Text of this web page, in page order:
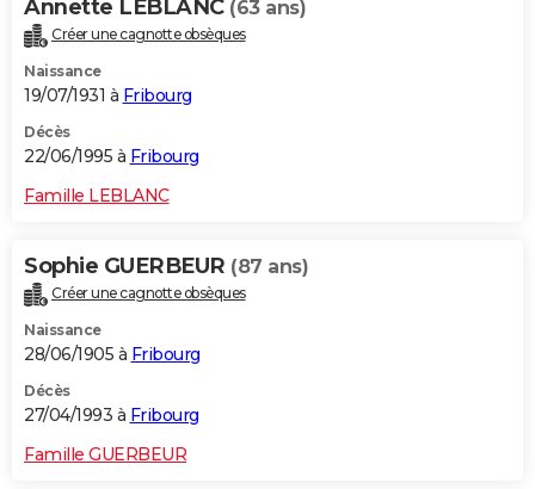
Annette LEBLANC (63 ans)
Créer une cagnotte obsèques
Naissance
19/07/1931 à Fribourg
Décès
22/06/1995 à Fribourg
Famille LEBLANC
Sophie GUERBEUR (87 ans)
Créer une cagnotte obsèques
Naissance
28/06/1905 à Fribourg
Décès
27/04/1993 à Fribourg
Famille GUERBEUR